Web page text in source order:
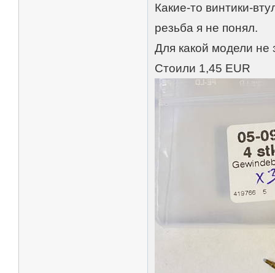
Какие-то винтики-
резьба я не понял.
Для какой модели
Стоили 1,45 EUR